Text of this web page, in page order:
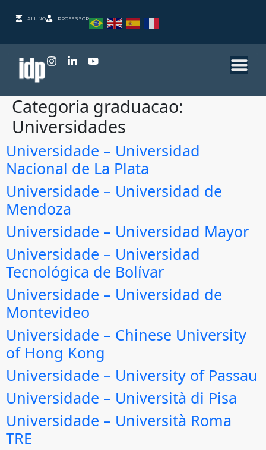
ALUNO PROFESSOR
Categoria graduacao:
Universidades
Universidade – Universidad
Nacional de La Plata
Universidade – Universidad de
Mendoza
Universidade – Universidad Mayor
Universidade – Universidad
Tecnológica de Bolívar
Universidade – Universidad de
Montevideo
Universidade – Chinese University
of Hong Kong
Universidade – University of Passau
Universidade – Università di Pisa
Universidade – Università Roma
TRE